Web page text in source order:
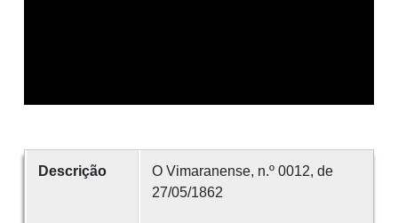
Descrição
O Vimaranense, n.º 0012, de
27/05/1862